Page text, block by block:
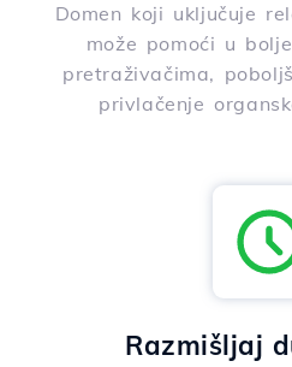
Domen koji uključuje
može pomoći u
pretraživačima,
privlačenje
Razmišljaj